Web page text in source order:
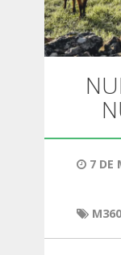
SENDERISMO
10 ETAPAS
8 ETAPAS
7 DE
M360